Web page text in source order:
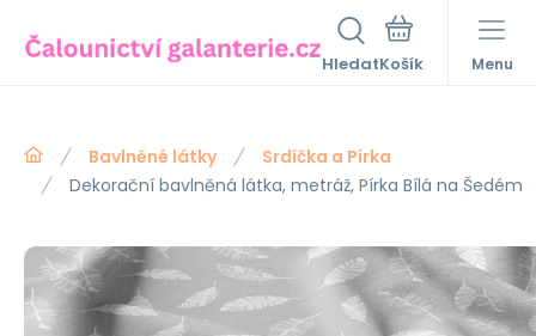
Hledat Menu
Bavlněné látky
Srdíčka a Pírka
Dekorační bavlněná látka, metráž, Pírka Bílá na Šedém